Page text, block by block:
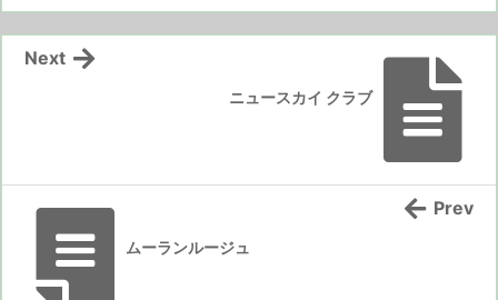
ニュースカイ クラブ
Next
ムーランルージュ
Prev